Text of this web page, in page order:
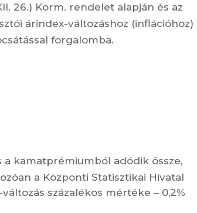
26.) Korm. rendelet alapján és az
árindex-változáshoz (inflációhoz)
forgalomba.
kamatprémiumból adódik össze,
a Központi Statisztikai Hivatal
százalékos mértéke – 0,2%